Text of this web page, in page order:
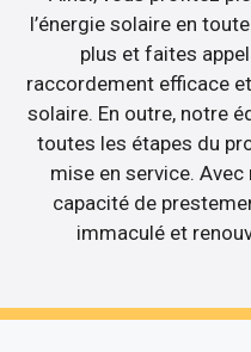
l’énergie solaire en
plus et faites
raccordement efficace
solaire. En outre, notre
toutes les étapes du
mise en service.
capacité de
immaculé et